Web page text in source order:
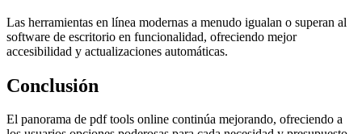
Las herramientas en línea modernas a menudo igualan o superan al
software de escritorio en funcionalidad, ofreciendo mejor
accesibilidad y actualizaciones automáticas.
Conclusión
El panorama de pdf tools online continúa mejorando, ofreciendo a